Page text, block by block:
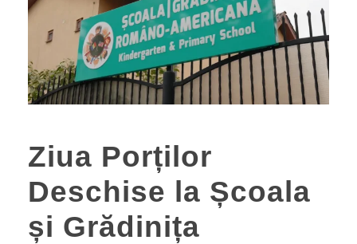
Ziua Porților
Deschise la Școala
și Grădinița